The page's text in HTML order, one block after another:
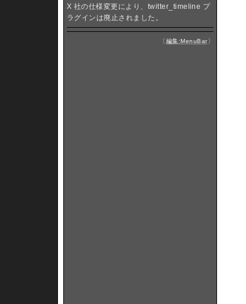
X 社の仕様変更により、twitter_timeline プ
ラグインは廃止されました。
〔編集:MenuBar〕